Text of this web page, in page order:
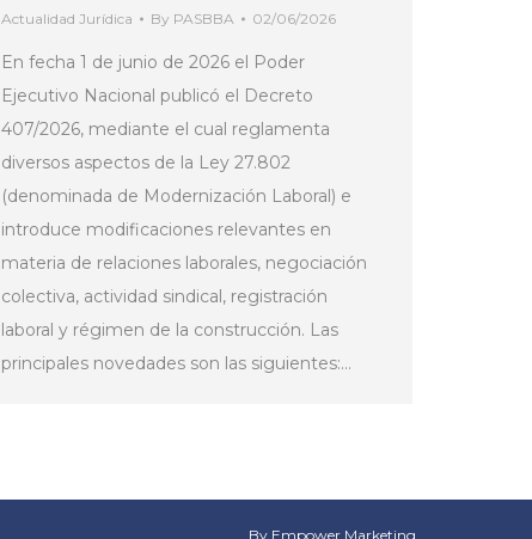
Actualidad Jurídica By PASBBA 02/06/2026
En fecha 1 de junio de 2026 el Poder
Ejecutivo Nacional publicó el Decreto
407/2026, mediante el cual reglamenta
diversos aspectos de la Ley 27.802
(denominada de Modernización Laboral) e
introduce modificaciones relevantes en
materia de relaciones laborales, negociación
colectiva, actividad sindical, registración
laboral y régimen de la construcción. Las
principales novedades son las siguientes:…
By Empower Marketing